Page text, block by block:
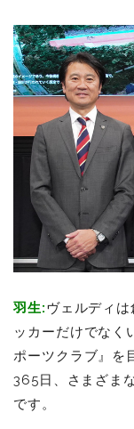
羽生:ヴェルディ
ッカーだけでなく
ポーツクラブ』を
365日、さまざま
です。